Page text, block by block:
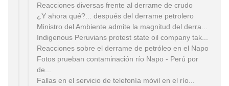
Reacciones diversas frente al derrame de crudo
¿Y ahora qué?... después del derrame petrolero
Ministro del Ambiente admite la magnitud del derra...
Indigenous Peruvians protest state oil company tak...
Fotos prueban contaminación río Napo - Perú por
de...
Fallas en el servicio de telefonía móvil en el río...